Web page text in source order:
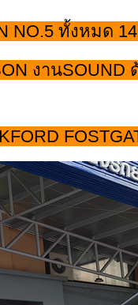
NO.5 ทั้งหมด
งาน